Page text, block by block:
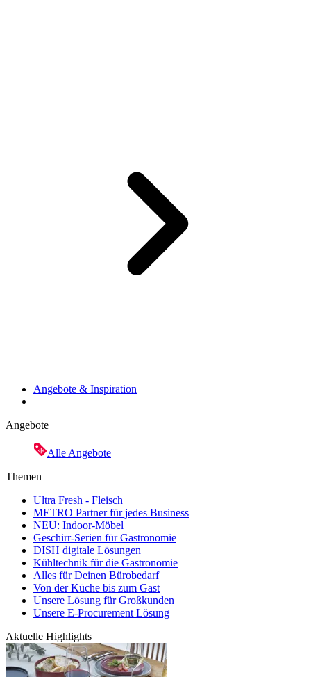
Angebote & Inspiration
Angebote
Alle Angebote
Themen
Ultra Fresh - Fleisch
METRO Partner für jedes Business
NEU: Indoor-Möbel
Geschirr-Serien für Gastronomie
DISH digitale Lösungen
Kühltechnik für die Gastronomie
Alles für Deinen Bürobedarf
Von der Küche bis zum Gast
Unsere Lösung für Großkunden
Unsere E-Procurement Lösung
Aktuelle Highlights